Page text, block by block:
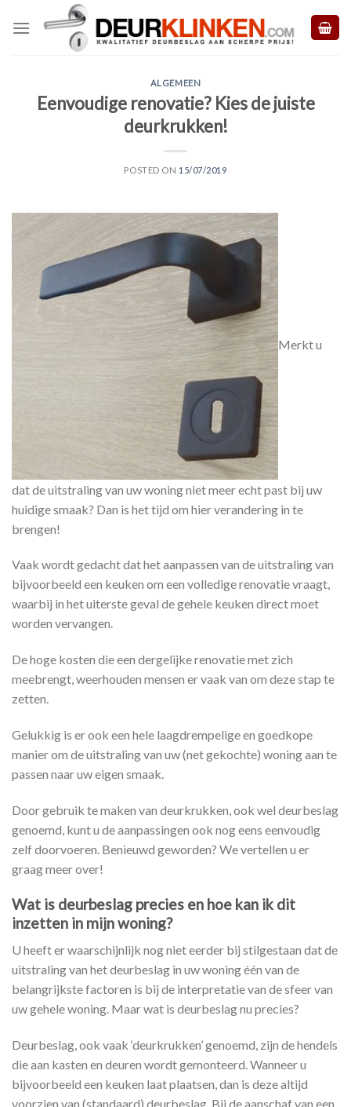
ALGEMEEN
Eenvoudige renovatie? Kies de juiste
deurkrukken!
POSTED ON 15/07/2019
Merkt u
dat de uitstraling van uw woning niet meer echt past bij uw
huidige smaak? Dan is het tijd om hier verandering in te
brengen!
Vaak wordt gedacht dat het aanpassen van de uitstraling van
bijvoorbeeld een keuken om een volledige renovatie vraagt,
waarbij in het uiterste geval de gehele keuken direct moet
worden vervangen.
De hoge kosten die een dergelijke renovatie met zich
meebrengt, weerhouden mensen er vaak van om deze stap te
zetten.
Gelukkig is er ook een hele laagdrempelige en goedkope
manier om de uitstraling van uw (net gekochte) woning aan te
passen naar uw eigen smaak.
Door gebruik te maken van deurkrukken, ook wel deurbeslag
genoemd, kunt u de aanpassingen ook nog eens eenvoudig
zelf doorvoeren. Benieuwd geworden? We vertellen u er
graag meer over!
Wat is deurbeslag precies en hoe kan ik dit
inzetten in mijn woning?
U heeft er waarschijnlijk nog niet eerder bij stilgestaan dat de
uitstraling van het deurbeslag in uw woning één van de
belangrijkste factoren is bij de interpretatie van de sfeer van
uw gehele woning. Maar wat is deurbeslag nu precies?
Deurbeslag, ook vaak ‘deurkrukken’ genoemd, zijn de hendels
die aan kasten en deuren wordt gemonteerd. Wanneer u
bijvoorbeeld een keuken laat plaatsen, dan is deze altijd
voorzien van (standaard) deurbeslag. Bij de aanschaf van een